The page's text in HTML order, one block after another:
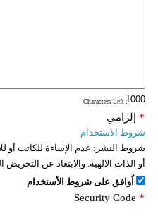
: Characters Left
إلزامي *
شروط الاستخدام
شروط النشر: عدم الإساءة للكاتب أو
أو الذات الالهية. والابتعاد عن
اُوافق على شروط الأستخدام
Security Code *